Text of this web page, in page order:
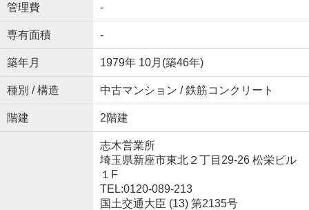
管理費 -
専有面積 -
築年月 1979年 10月(築46年)
種別 / 構造 中古マンション / 鉄筋コンクリート
階建 2階建
志木営業所
埼玉県新座市東北２丁目29-26 松栄ビル
１F
TEL:0120-089-213
国土交通大臣 (13) 第2135号